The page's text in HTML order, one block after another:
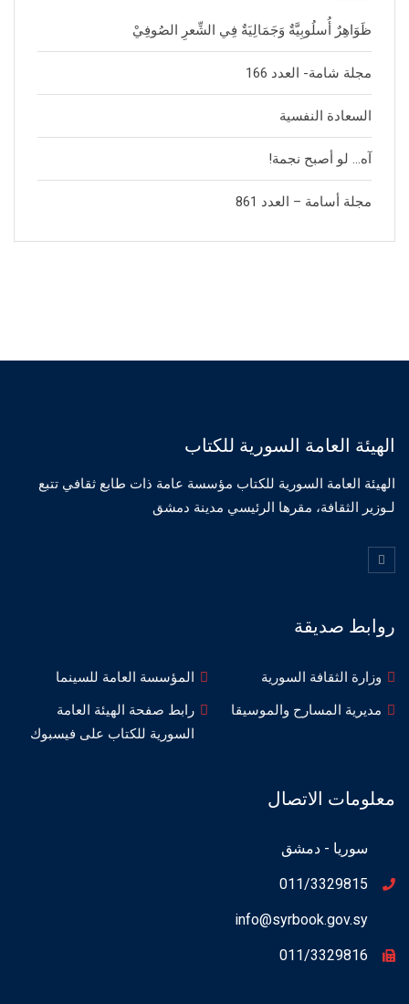
ظَوَاهِرٌ أُسلُوبِيَّةٌ وَجَمَالِيَةٌ فِي الشِّعرِ الصُوفِيْ
مجلة شامة- العدد 166
السعادة النفسية
آه… لو أصبح نجمة!
مجلة أسامة – العدد 861
الهيئة العامة السورية للكتاب
الهيئة العامة السورية للكتاب مؤسسة عامة ذات طابع ثقافي تتبع
لـوزير الثقافة، مقرها الرئيسي مدينة دمشق
روابط صديقة
وزارة الثقافة السورية
المؤسسة العامة للسينما
مديرية المسارح والموسيقا
رابط صفحة الهيئة العامة
السورية للكتاب على فيسبوك
معلومات الاتصال
سوريا - دمشق
011/3329815
info@syrbook.gov.sy
011/3329816